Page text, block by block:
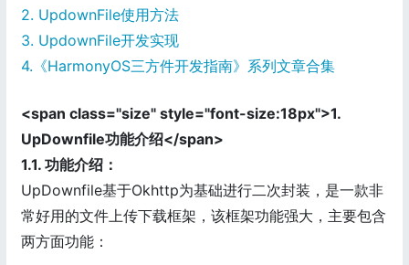
2. UpdownFile使用方法
3. UpdownFile开发实现
4.《HarmonyOS三方件开发指南》系列文章合集
<span class="size" style="font-size:18px">1.
UpDownfile功能介绍</span>
1.1. 功能介绍：
UpDownfile基于Okhttp为基础进行二次封装，是一款非
常好用的文件上传下载框架，该框架功能强大，主要包含
两方面功能：